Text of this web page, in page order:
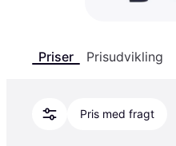
Priser Prisudvikling
Pris med fragt